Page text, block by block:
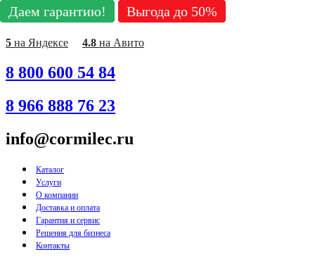
Перейти
к
содержимому
5 на Яндексе 4.8 на Авито
8 800 600 54 84
8 966 888 76 23
info@cormilec.ru
Каталог
Услуги
О компании
Доставка и оплата
Гарантия и сервис
Решения для бизнеса
Контакты
Даем гарантию! Выгода до 50%
Даем гарантию! Выгода до 50%
Даем гарантию! Выгода до 50%
Даем гарантию! Выгода до 50%
Даем гарантию! Выгода до 50%
Даем гарантию! Выгода до 50%
Даем гарантию! Выгода до 50%